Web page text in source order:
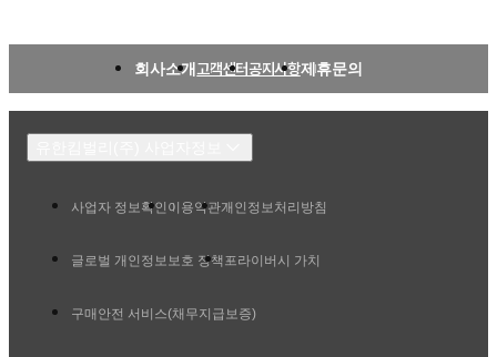
회사소개 고객센터공지사항제휴문의
사업자 정보확인 이용약관개인정보처리방침
글로벌 개인정보보호 정책 프라이버시 가치
구매안전 서비스(채무지급보증)